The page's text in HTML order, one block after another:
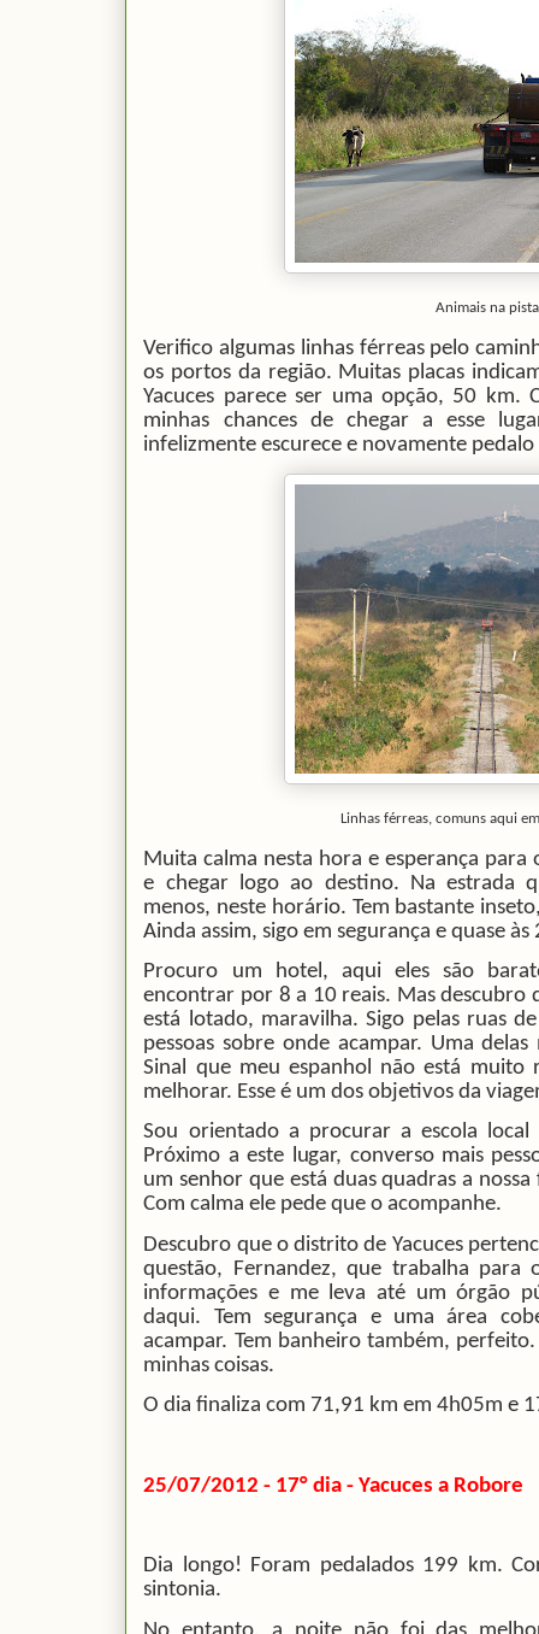
Animais na
Verifico algumas linhas férreas pelo
os portos da região. Muitas placas
Yacuces parece ser uma opção, 50 km.
minhas chances de chegar a esse
infelizmente escurece e novamente
Linhas férreas, comuns aqui
Muita calma nesta hora e esperança
e chegar logo ao destino. Na estrada
menos, neste horário. Tem bastante
Ainda assim, sigo em segurança e quase
Procuro um hotel, aqui eles são
encontrar por 8 a 10 reais. Mas descubro
está lotado, maravilha. Sigo pelas ruas
pessoas sobre onde acampar. Uma
Sinal que meu espanhol não está
melhorar. Esse é um dos objetivos da
Sou orientado a procurar a escola
Próximo a este lugar, converso mais
um senhor que está duas quadras a
Com calma ele pede que o acompanhe.
Descubro que o distrito de Yacuces
questão, Fernandez, que trabalha
informações e me leva até um órgão
daqui. Tem segurança e uma área
acampar. Tem banheiro também,
minhas coisas.
O dia finaliza com 71,91 km em 4h05m e
25/07/2012 - 17° dia - Yacuces a Robore
Dia longo! Foram pedalados 199 km.
sintonia.